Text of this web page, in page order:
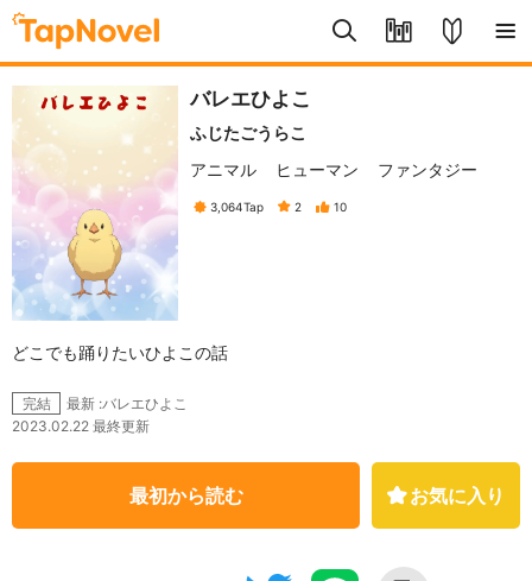
バレエひよこ
ふじたごうらこ
アニマル
ヒューマン ファンタジー
3,064Tap 2 10
どこでも踊りたいひよこの話
完結
最新 :バレエひよこ
2023.02.22 最終更新
最初から読む お気に入り